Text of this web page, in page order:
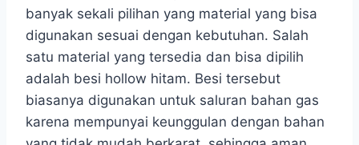
banyak sekali pilihan yang material yang bisa
digunakan sesuai dengan kebutuhan. Salah
satu material yang tersedia dan bisa dipilih
adalah besi hollow hitam. Besi tersebut
biasanya digunakan untuk saluran bahan gas
karena mempunyai keunggulan dengan bahan